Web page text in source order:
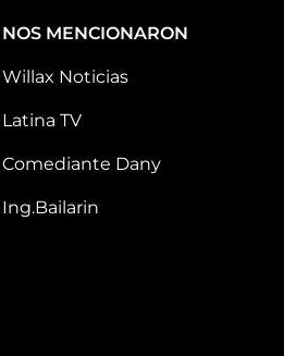
NOS MENCIONARON
Willax Noticias
Latina TV
Comediante Dany
Ing.Bailarin